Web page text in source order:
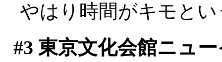
やはり時間がキモと
#3 東京文化会館ニュ